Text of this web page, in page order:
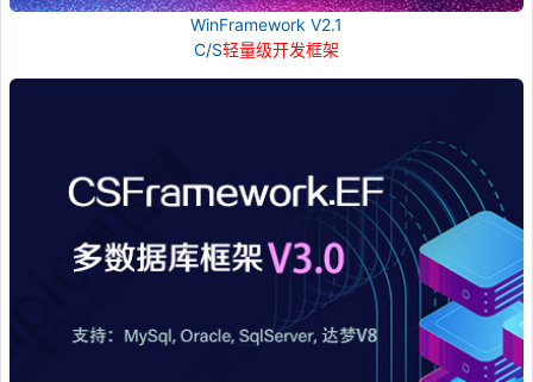
WinFramework V2.1
C/S轻量级开发框架